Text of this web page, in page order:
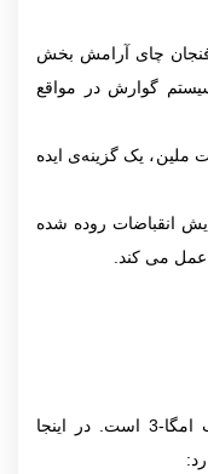
چای آرامش بخش
گوارش در مواقع
ملین، یک گزینه‌ی ایده
انقباضات روده شده
می کند.
آجیل منبع خوبی از فیبر و اسیدهای چرب امگا-3 است. در اینجا